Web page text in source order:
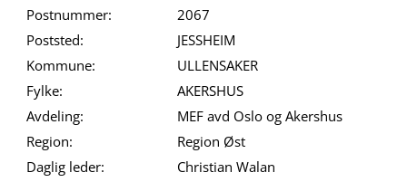
Postnummer:
2067
Poststed:
JESSHEIM
Kommune:
ULLENSAKER
Fylke:
AKERSHUS
Avdeling:
MEF avd Oslo og Akershus
Region:
Region Øst
Daglig leder:
Christian Walan